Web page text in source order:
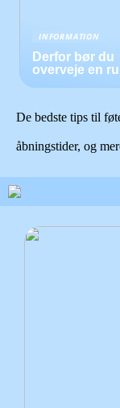
INFORMATION
Derfor bør du
overveje en
De bedste tips til
åbningstider, og